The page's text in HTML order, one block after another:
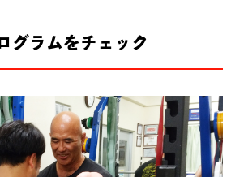
グラムをチェック